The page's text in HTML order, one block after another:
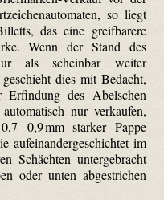
so liegt
das eine greifbarere
Wenn der Stand des
als scheinbar weiter
dies mit Bedacht,
des Abelschen
nur verkaufen,
– 0,9 mm starker Pappe
aufeinandergeschichtet im
Schächten untergebracht
oder unten abgestrichen